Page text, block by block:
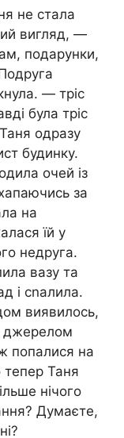
не стала
вигляд, —
подарунки,
— тріс
була тріс
одразу
будинку.
очей із
за
на
їй у
недруга.
вазу та
і сnалила.
виявилось,
джерелом
попалися на
тепер Таня
нічого
Думаєте,